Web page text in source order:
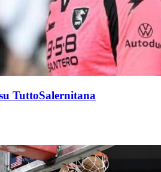
TuttoSalernitana